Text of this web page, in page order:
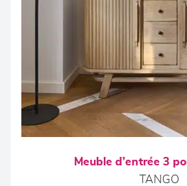
Meuble d’entrée 3
TANGO